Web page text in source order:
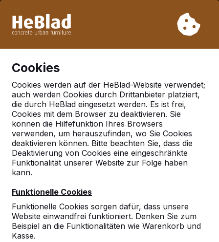
Woche 33 nicht. Bitte berücksichtigen Sie daher längere
Cookies
Cookies werden auf der HeBlad-Website verwendet;
auch werden Cookies durch Drittanbieter platziert,
die durch HeBlad eingesetzt werden. Es ist frei,
Cookies mit dem Browser zu deaktivieren. Sie
können die Hilfefunktion Ihres Browsers
verwenden, um herauszufinden, wo Sie Cookies
deaktivieren können. Bitte beachten Sie, dass die
Deaktivierung von Cookies eine eingeschränkte
Funktionalität unserer Website zur Folge haben
kann.
Funktionelle Cookies
Funktionelle Cookies sorgen dafür, dass unsere
Website einwandfrei funktioniert. Denken Sie zum
Beispiel an die Funktionalitäten wie Warenkorb und
Kasse.
Deutschland
Referenties in:
Bruchhausen vilsen
Geen reviews gevonden voor deze